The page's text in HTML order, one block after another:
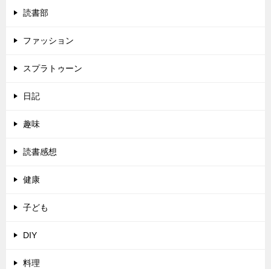
読書部
ファッション
スプラトゥーン
日記
趣味
読書感想
健康
子ども
DIY
料理